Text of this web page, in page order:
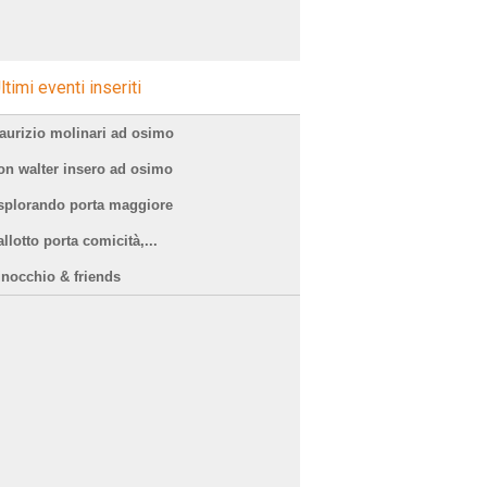
eventi inseriti
molinari ad osimo
walter insero ad osimo
porta maggiore
porta comicità,...
& friends